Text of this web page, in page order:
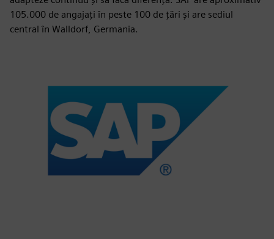
105.000 de angajați în peste 100 de țări și are sediul
central în Walldorf, Germania.